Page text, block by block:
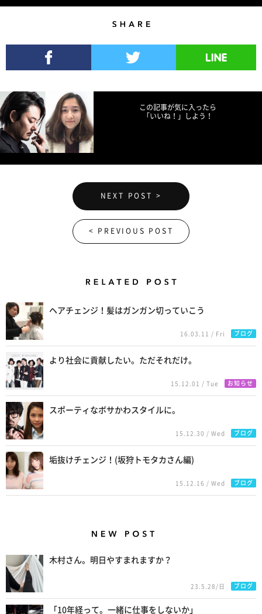
この記事が気に入ったら
「いいね！」しよう！
NEXT POST >
< PREVIOUS POST
ヘアチェンジ！髪はガンガン切っていこう
16.03.11 / Fri ブログ
より社会に貢献したい。ただそれだけ。
15.12.01 / Tue お知らせ
スポーティなボサかわスタイルに。
15.12.30 / Wed ブログ
垢抜けチェンジ！(坂狩トモタカさん編)
15.12.16 / Wed ブログ
木村さん。明日やすまれますか？
23.5.28/日 ブログ
「10年経って。一緒に仕事をしないか」